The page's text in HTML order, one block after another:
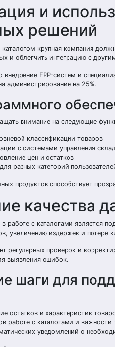
и
решений
каталогом крупная компания
и облегчить интеграцию с
внедрение ERP-систем и
администрирование на 25%.
внимание на следующие
классификации товаров
с системами управления
цен и остатков
разных категорий
продуктов способствует
качества
работе с каталогами является
увеличению издержек и потере
регулярных проверок и
выявления ошибок.
шаги для
остатков и характеристик
работе с каталогами и важности
уведомлений о